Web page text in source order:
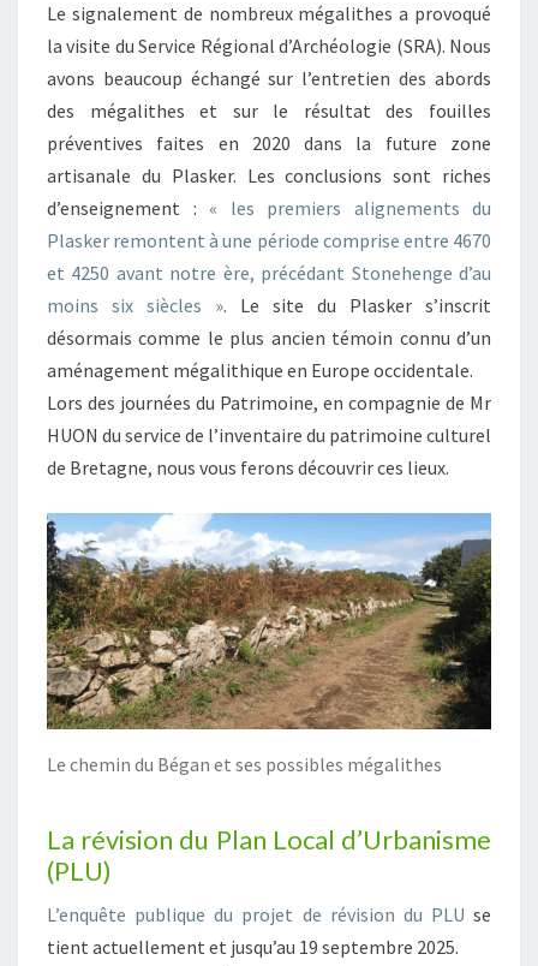
Le signalement de nombreux mégalithes a provoqué
la visite du Service Régional d’Archéologie (SRA). Nous
avons beaucoup échangé sur l’entretien des abords
des mégalithes et sur le résultat des fouilles
préventives faites en 2020 dans la future zone
artisanale du Plasker. Les conclusions sont riches
d’enseignement : « les premiers alignements du
Plasker remontent à une période comprise entre 4670
et 4250 avant notre ère, précédant Stonehenge d’au
moins six siècles ». Le site du Plasker s’inscrit
désormais comme le plus ancien témoin connu d’un
aménagement mégalithique en Europe occidentale.
Lors des journées du Patrimoine, en compagnie de Mr
HUON du service de l’inventaire du patrimoine culturel
de Bretagne, nous vous ferons découvrir ces lieux.
Le chemin du Bégan et ses possibles mégalithes
La révision du Plan Local d’Urbanisme
(PLU)
L’enquête publique du projet de révision du PLU se
tient actuellement et jusqu’au 19 septembre 2025.